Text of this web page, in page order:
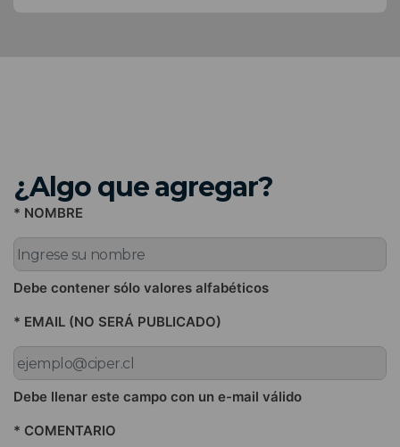
¿Algo que agregar?
* NOMBRE
Debe contener sólo valores alfabéticos
* EMAIL (NO SERÁ PUBLICADO)
Debe llenar este campo con un e-mail válido
* COMENTARIO